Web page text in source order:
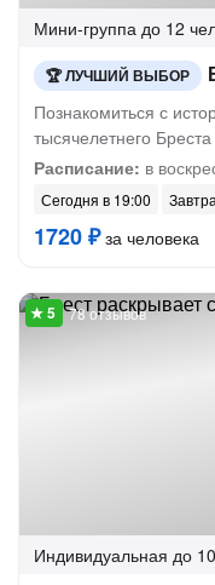
Мини-группа до 12
ЛУЧШИЙ ВЫБОР
Познакомиться с
тысячелетнего Бреста
Расписание: в
Сегодня в 19:00
1720 ₽за человека
78 отзывов
Индивидуальная до